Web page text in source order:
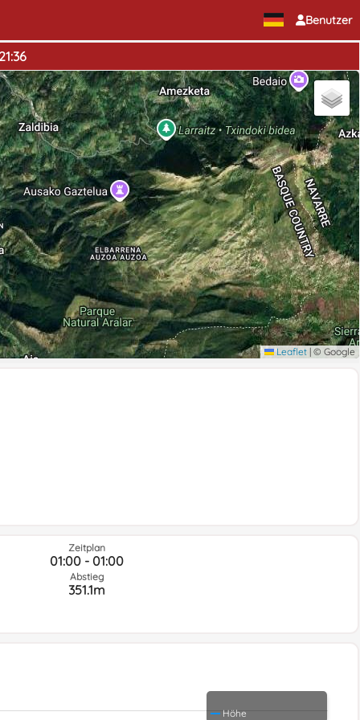
Benutzer
Leaflet | © Google
Zeitplan
01:00 - 01:00
Abstieg
351.1m
Höhe